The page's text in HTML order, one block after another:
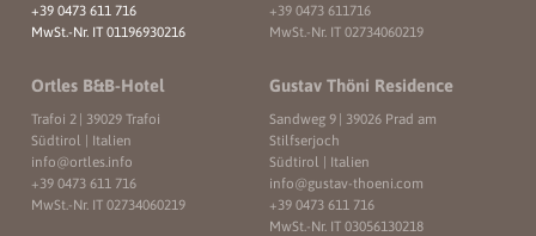
+39 0473 611 716
MwSt.-Nr. IT 01196930216
+39 0473 611716
MwSt.-Nr. IT 02734060219
Ortles B&B-Hotel
Trafoi 2 | 39029 Trafoi
Südtirol | Italien
info@ortles. info
+39 0473 611 716
MwSt.-Nr. IT 02734060219
Gustav Thöni Residence
Sandweg 9 | 39026 Prad am
Stilfserjoch
Südtirol | Italien
info@gustav-thoeni.com
+39 0473 611 716
MwSt.-Nr. IT 03056130218